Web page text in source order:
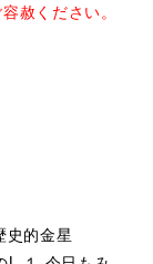
赦ください。
史的金星